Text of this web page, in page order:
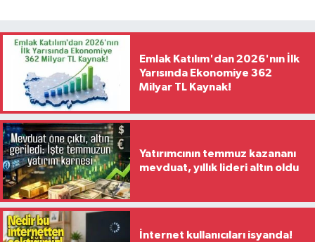
Emlak Katılım'dan 2026'nın İlk
Yarısında Ekonomiye 362
Milyar TL Kaynak!
Yatırımcının temmuz kazananı
mevduat, yıllık lideri altın oldu
İnternet kullanıcıları isyanda!